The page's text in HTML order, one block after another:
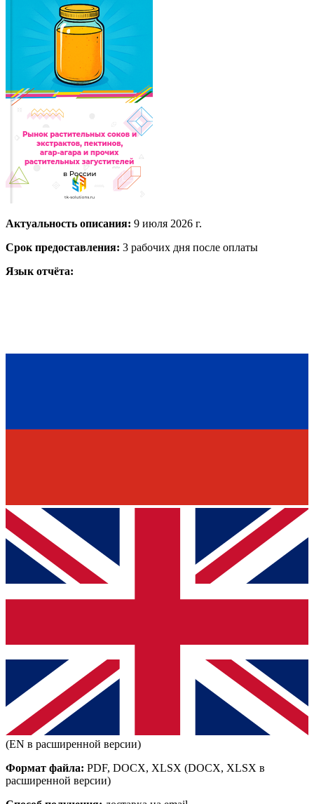
Актуальность описания: 9 июля 2026 г.
Срок предоставления: 3 рабочих дня после оплаты
Язык отчёта:
(EN в расширенной версии)
Формат файла: PDF, DOCX, XLSX (DOCX, XLSX в
расширенной версии)